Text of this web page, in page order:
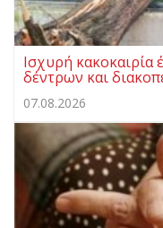
Ισχυρή κακοκαιρία
δέντρων και
07.08.2026